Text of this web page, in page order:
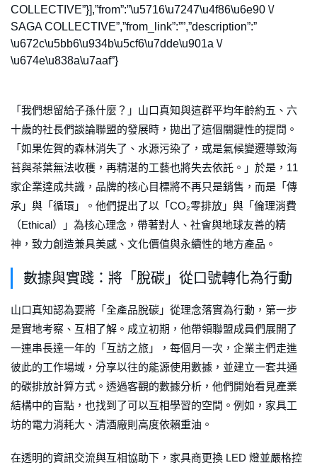
COLLECTIVE”}],”from”:”\u5716\u7247\u4f86\u6e90 \/
SAGA COLLECTIVE”,”from_link”:””,”description”:”
\u672c\u5bb6\u934b\u5cf6\u7dde\u901a \/
\u674e\u838a\u7aaf”}
「我們想留給子孫什麼？」山口真知與這群平均年齡約五、六
十歲的社長們談論聯盟的發展時，拋出了這個關鍵性的提問。
「如果佐賀的森林消失了、水源污染了，或是氣候變遷導致海
苔與茶葉無法收穫，再精湛的工藝也將失去依託。」於是，11
家企業達成共識，品牌的核心目標將不再只是銷售，而是「傳
承」與「循環」。他們提出了以「CO₂零排放」與「倫理消費
（Ethical）」為核心理念，帶著對人、社會與地球友善的精
神，致力創造兼具美感、文化價值與永續性的地方產品。
數據與實踐：將「脫碳」從口號轉化為行動
山口真知認為要將「全產品脫碳」從理念落實為行動，第一步
是實地考察、互相了解。成立初期，他帶領聯盟成員們展開了
一連串長達一年的「互訪之旅」，每個月一次，企業主們走進
彼此的工作場域，分享以往的能源使用數據，並建立一套共通
的碳排放計算方式。透過客觀的數據分析，他們開始看見產業
結構中的盲點，也找到了可以互相學習的空間。例如，家具工
坊的電力消耗大、清酒廠則高度依賴重油。
在透明的資訊交流與互相協助下，家具商更換 LED 燈並嚴格控